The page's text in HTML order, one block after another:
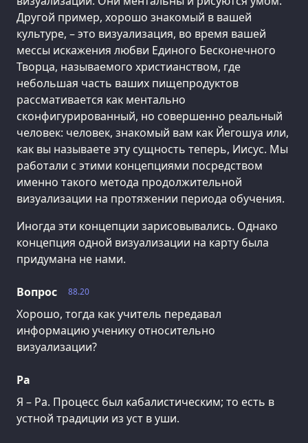
Другой пример, хорошо знакомый в вашей
культуре, – это визуализация, во время вашей
мессы искажения любви Единого Бесконечного
Творца, называемого христианством, где
небольшая часть ваших пищепродуктов
рассмативается как ментально
сконфигурированный, но совершенно реальный
человек: человек, знакомый вам как Йегошуа или,
как вы называете эту сущность теперь, Иисус. Мы
работали с этими концепциями посредством
именно такого метода продолжительной
визуализации на протяжении периода обучения.
Иногда эти концепции зарисовывались. Однако
концепция одной визуализации на карту была
придумана не нами.
88.20
Вопрос
Хорошо, тогда как учитель передавал
информацию ученику относительно
визуализации?
Ра
Я – Ра. Процесс был кабалистическим; то есть в
устной традиции из уст в уши.